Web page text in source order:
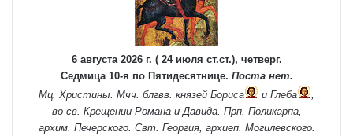
6 августа 2026 г. ( 24 июля ст.ст.), четверг.
Седмица 10-я по Пятидесятнице. Поста нет.
Мц. Христины . Мчч. блгвв. князей Бориса и Глеба
во св. Крещении Романа и Давида. Прп. Поликарпа,
архим. Печерского. Свт. Георгия, архиеп. Могилевского.